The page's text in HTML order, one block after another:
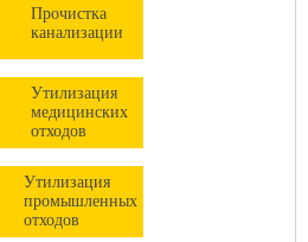
Прочистка
канализации
Утилизация
медицинских
отходов
Утилизация
промышленных
отходов